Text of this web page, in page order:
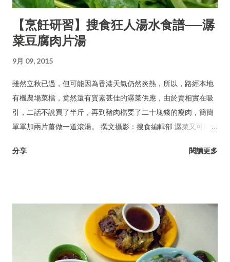
【烹飪研習】搜食狂人湯水食譜──潺
菜豆腐肉片湯
9月 09, 2015
雖然立秋已過，但可能因為香港天氣仍然炎熱，所以，路經本地
有機農場菜檔，竟然還有質素甚佳的潺菜供應，由於賣相實在吸
引，二話不說買了半斤，再到豬肉檔要了二十塊錢的瘦肉，簡簡
單單加兩片薑做一道滾湯。 撰文攝影：搜食編輯部 潺菜又可稱木
分享 閱讀更多